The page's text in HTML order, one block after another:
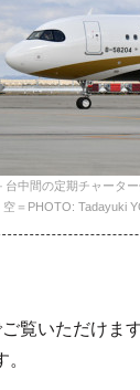
台中間の定期チャータ
空＝PHOTO: Tadayuki
覧いただけます